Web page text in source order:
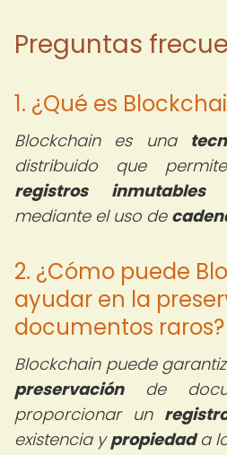
Preguntas
1. ¿Qué es
Blockchain es una
distribuido que
registros inmutables
mediante el uso de
2. ¿Cómo puede
ayudar en la
documentos raros?
Blockchain puede
preservaciónde
proporcionar un
existencia ypropiedada